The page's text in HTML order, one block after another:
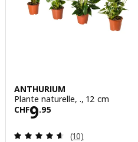
ANTHURIUM
Plante naturelle, ., 12 cm
CHF9.95
Prix CHF 9.95
Révision: 4.6
(10)